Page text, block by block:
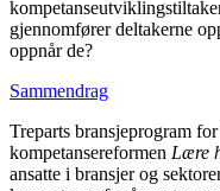
gjennomfører deltakerne
oppnår de?
Sammendrag
Treparts bransjeprogram
kompetansereformen Lære
ansatte i bransjer og